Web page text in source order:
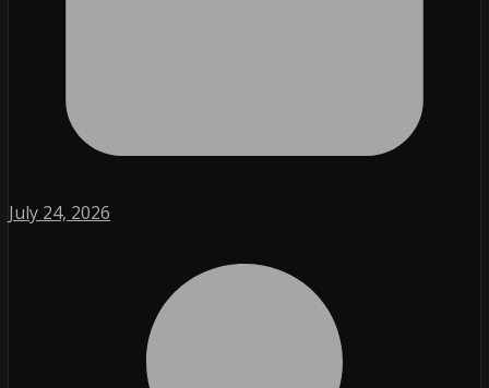
July 24, 2026